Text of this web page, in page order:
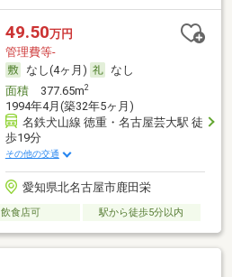
49.50万円
管理費等-
なし(4ヶ月)
なし
面積377.65m2
1994年4月(築32年5ヶ月)
名鉄犬山線 徳重・名古屋芸大駅 徒
歩19分
その他の交通
愛知県北名古屋市鹿田栄
飲食店可 駅から徒歩5分以内